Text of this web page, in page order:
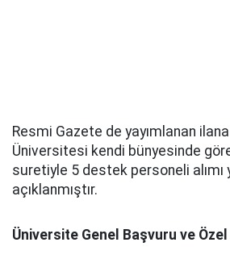
Resmi Gazete de yayımlanan
Üniversitesi kendi bünyesinde
suretiyle 5 destek personeli alımı
açıklanmıştır.
Üniversite Genel Başvuru ve